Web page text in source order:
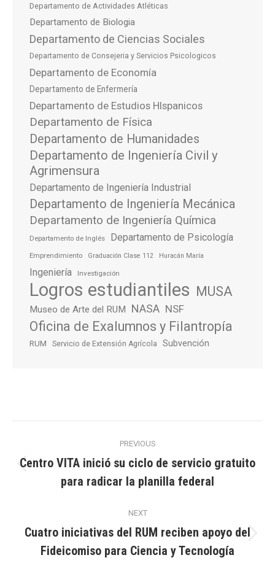
Departamento de Actividades Atléticas
Departamento de Biologia
Departamento de Ciencias Sociales
Departamento de Consejeria y Servicios Psicologicos
Departamento de Economía
Departamento de Enfermería
Departamento de Estudios HIspanicos
Departamento de Física
Departamento de Humanidades
Departamento de Ingeniería Civil y
Agrimensura
Departamento de Ingeniería Industrial
Departamento de Ingeniería Mecánica
Departamento de Ingeniería Química
Departamento de Inglés Departamento de Psicología
Emprendimiento Graduación Clase 112 Huracán María
Ingeniería Investigación
Logros estudiantiles MUSA
Museo de Arte del RUM NASA NSF
Oficina de Exalumnos y Filantropía
RUM Servicio de Extensión Agrícola Subvención
navigation
PREVIOUS
Previous
post:
Centro VITA inició su ciclo de servicio gratuito
para radicar la planilla federal
NEXT
Next
post:
Cuatro iniciativas del RUM reciben apoyo del
Fideicomiso para Ciencia y Tecnología